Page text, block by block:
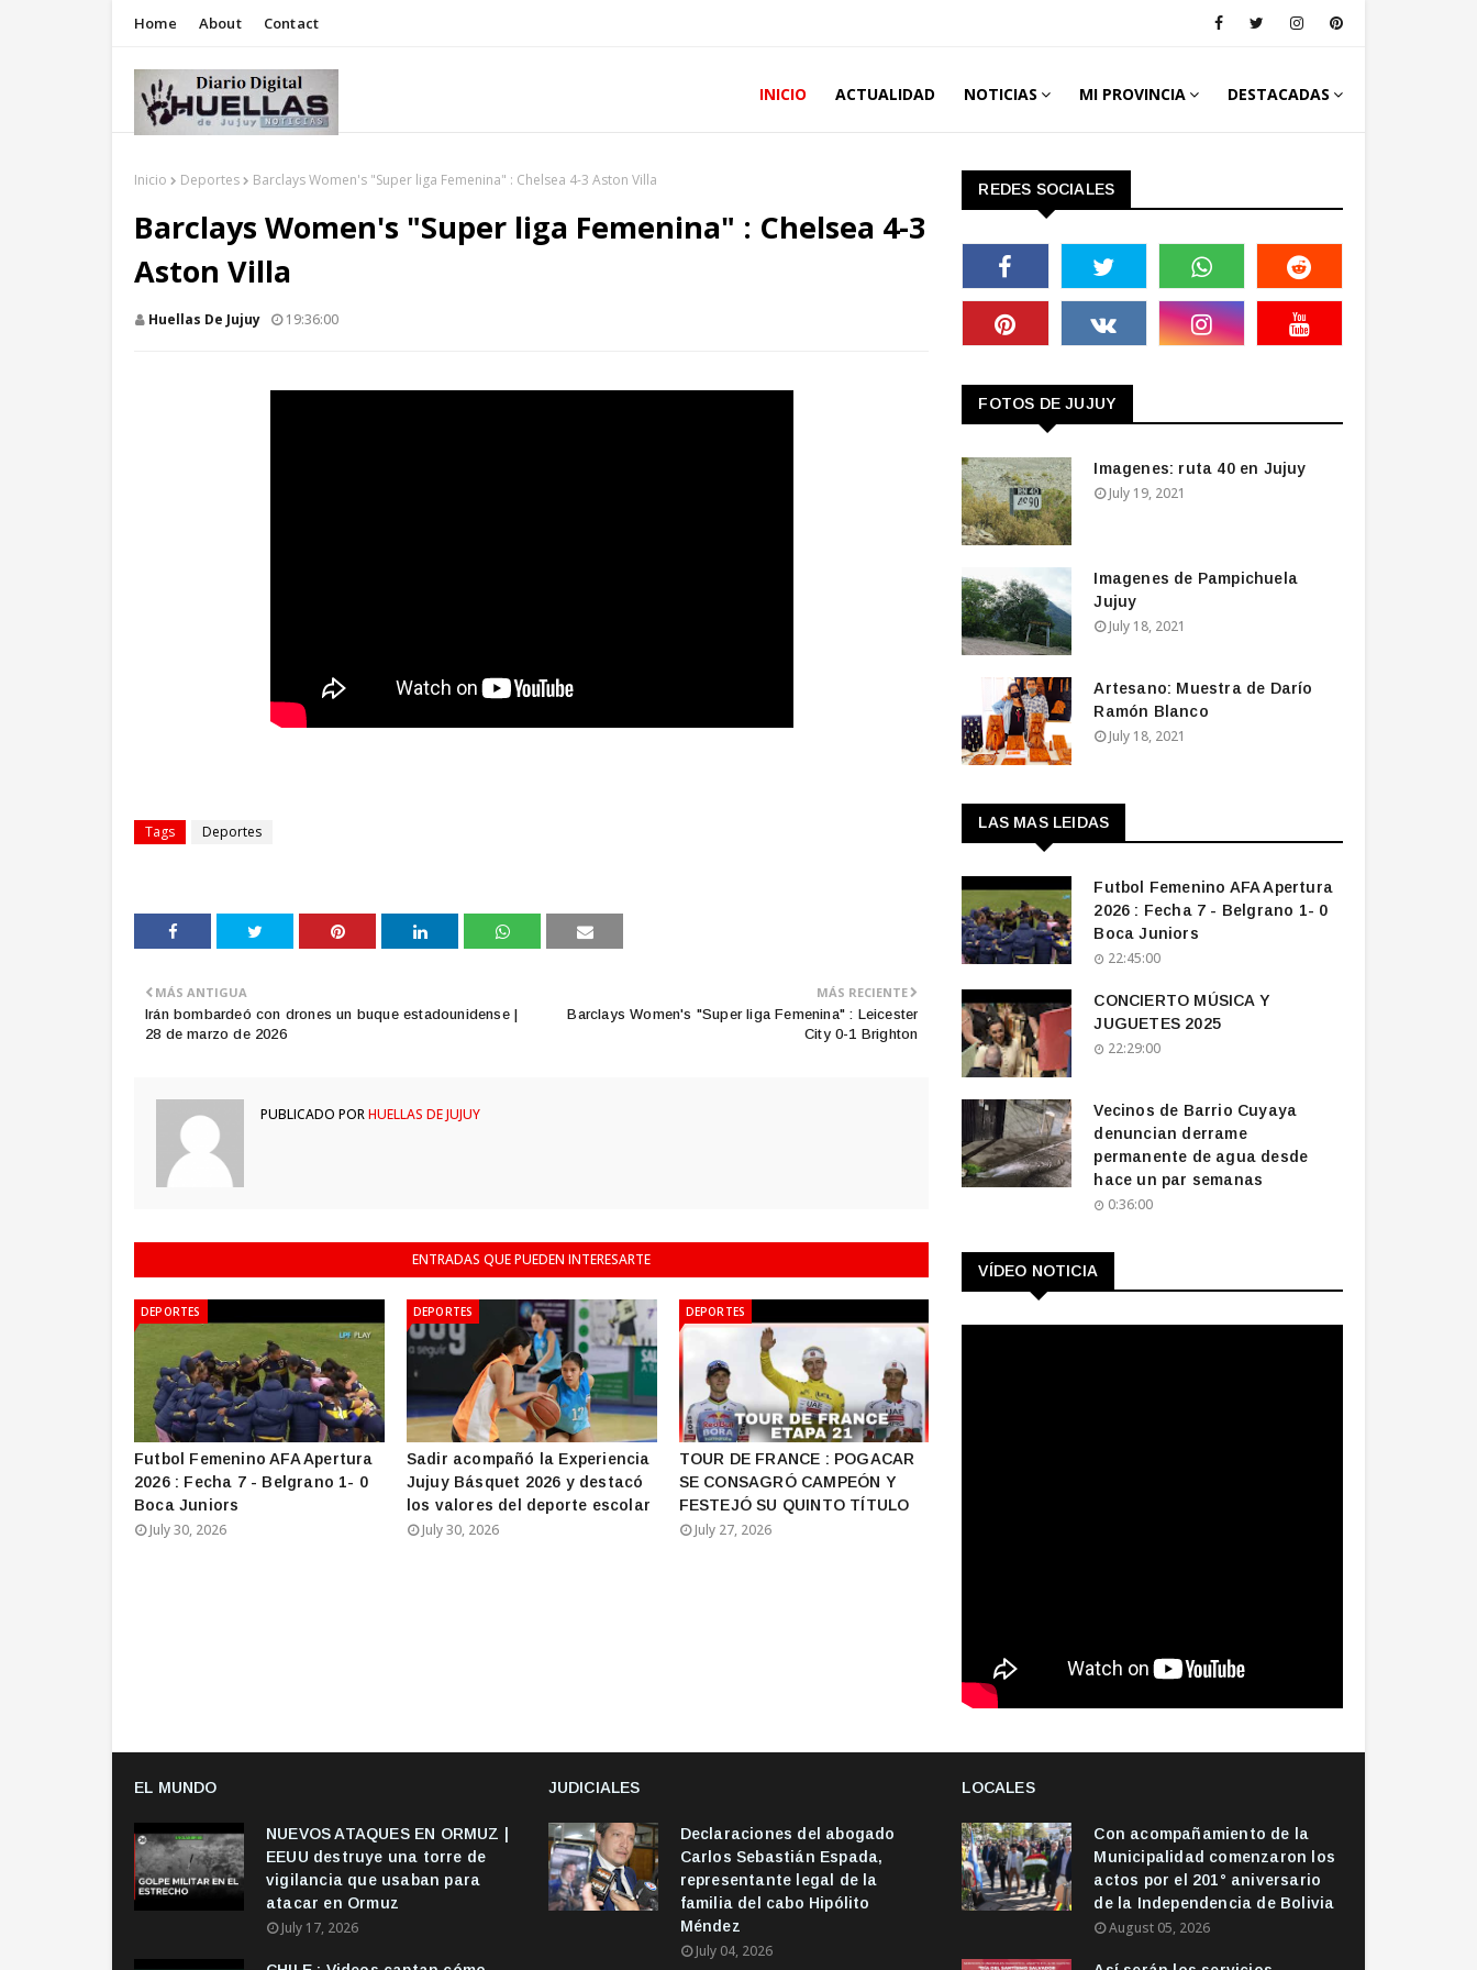
Home About Contact
INICIO ACTUALIDAD NOTICIAS MI PROVINCIA DESTACADAS
Inicio Deportes Barclays Women's "Super liga Femenina" : Chelsea 4-3 Aston Villa
Barclays Women's "Super liga Femenina" : Chelsea 4-3
Aston Villa
Huellas De Jujuy 19:36:00
Tags Deportes
MÁS RECIENTE
Barclays Women's "Super liga Femenina" : Leicester
City 0-1 Brighton
MÁS ANTIGUA
Irán bombardeó con drones un buque estadounidense |
28 de marzo de 2026
PUBLICADO PORHUELLAS DE JUJUY
ENTRADAS QUE PUEDEN INTERESARTE
DEPORTES
Futbol Femenino AFA Apertura
2026 : Fecha 7 - Belgrano 1- 0
Boca Juniors
July 30, 2026
DEPORTES
Sadir acompañó la Experiencia
Jujuy Básquet 2026 y destacó
los valores del deporte escolar
July 30, 2026
DEPORTES
TOUR DE FRANCE : POGACAR
SE CONSAGRÓ CAMPEÓN Y
FESTEJÓ SU QUINTO TÍTULO
July 27, 2026
REDES SOCIALES
FOTOS DE JUJUY
Imagenes: ruta 40 en Jujuy
July 19, 2021
Imagenes de Pampichuela
Jujuy
July 18, 2021
Artesano: Muestra de Darío
Ramón Blanco
July 18, 2021
LAS MAS LEIDAS
Futbol Femenino AFA Apertura
2026 : Fecha 7 - Belgrano 1- 0
Boca Juniors
22:45:00
CONCIERTO MÚSICA Y
JUGUETES 2025
22:29:00
Vecinos de Barrio Cuyaya
denuncian derrame
permanente de agua desde
hace un par semanas
0:36:00
VÍDEO NOTICIA
EL MUNDO
NUEVOS ATAQUES EN ORMUZ |
EEUU destruye una torre de
vigilancia que usaban para
atacar en Ormuz
July 17, 2026
JUDICIALES
Declaraciones del abogado
Carlos Sebastián Espada,
representante legal de la
familia del cabo Hipólito
Méndez
July 04, 2026
LOCALES
Con acompañamiento de la
Municipalidad comenzaron los
actos por el 201° aniversario
de la Independencia de Bolivia
August 05, 2026